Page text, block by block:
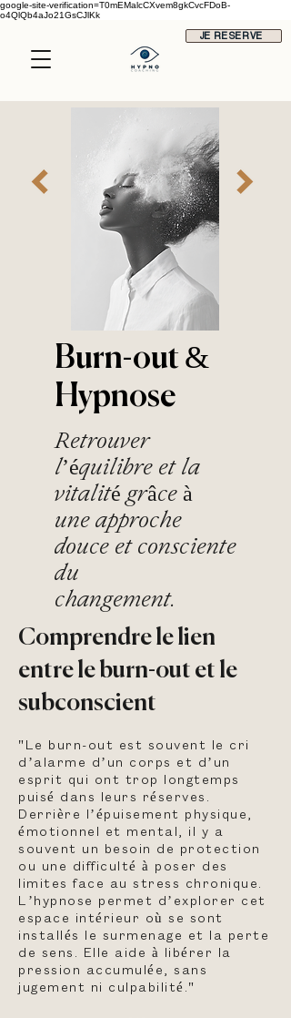
google-site-verification=T0mEMalcCXvem8gkCvcFDoB-
o4QlQb4aJo21GsCJlKk
JE RESERVE
Burn-out &
Hypnose
Retrouver
l’équilibre et la
vitalité grâce à
une approche
douce et consciente
du
changement.
Comprendre le lien
entre le burn-out et le
subconscient
"Le burn-out est souvent le cri
d’alarme d’un corps et d’un
esprit qui ont trop longtemps
puisé dans leurs réserves.
Derrière l’épuisement physique,
émotionnel et mental, il y a
souvent un besoin de protection
ou une difficulté à poser des
limites face au stress chronique.
L’hypnose permet d’explorer cet
espace intérieur où se sont
installés le surmenage et la perte
de sens. Elle aide à libérer la
pression accumulée, sans
jugement ni culpabilité."